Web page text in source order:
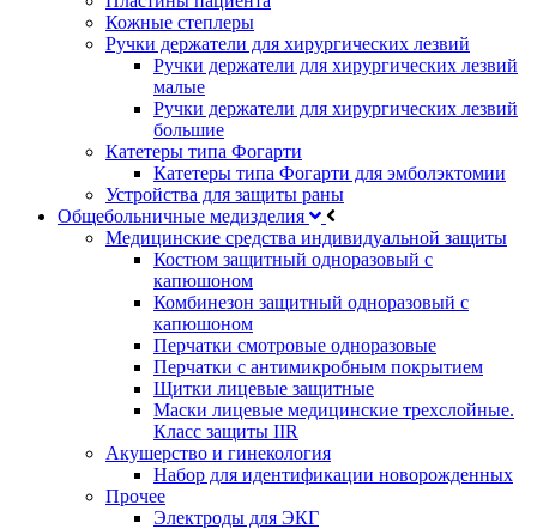
Кожные степлеры
Ручки держатели для хирургических лезвий
Ручки держатели для хирургических лезвий
малые
Ручки держатели для хирургических лезвий
большие
Катетеры типа Фогарти
Катетеры типа Фогарти для эмболэктомии
Устройства для защиты раны
Общебольничные медизделия
Медицинские средства индивидуальной защиты
Костюм защитный одноразовый с
капюшоном
Комбинезон защитный одноразовый с
капюшоном
Перчатки смотровые одноразовые
Перчатки с антимикробным покрытием
Щитки лицевые защитные
Маски лицевые медицинские трехслойные.
Класс защиты IIR
Акушерство и гинекология
Набор для идентификации новорожденных
Прочее
Электроды для ЭКГ